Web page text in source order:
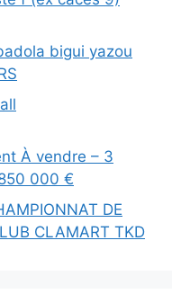
bigui yazou
À vendre – 3
000 €
DE
CLAMART TKD